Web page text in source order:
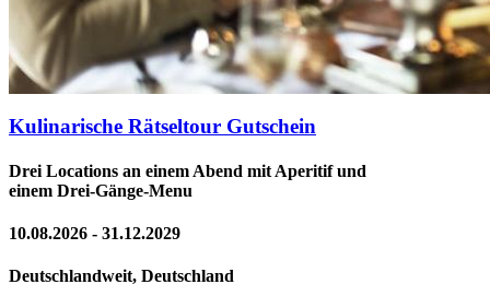
Kulinarische Rätseltour Gutschein
Drei Locations an einem Abend mit Aperitif und
einem Drei-Gänge-Menu
10.08.2026 - 31.12.2029
Deutschlandweit, Deutschland